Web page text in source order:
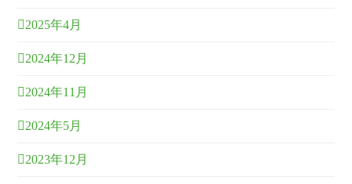
2025年4月
2024年12月
2024年11月
2024年5月
2023年12月